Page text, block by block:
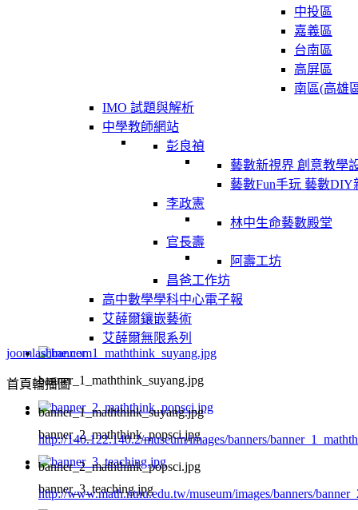
中投區
嘉義區
台南區
高屏區
南區(高雄
IMO 試題與解析
中學教師網站
彭良禎
藝數新視界 創意教學
藝數Fun手玩 藝數DIY
李政憲
林中生命藝數殿堂
官長壽
阿壽工坊
昌爸工作坊
高中數學學科中心電子報
艾薛爾鑲嵌藝術
艾薛爾無限系列
banner_1_maththink_suyang.jpg
banner_2_maththink_popsci.jpg
banner_3_teaching.jpg
joomlashine.com
首頁輪播圖
banner_1_maththink_suyang.jpg
http://140.122.140.2/museum/images/banners/
banner_2_maththink_popsci.jpg
http://www.math.ntnu.edu.tw/museum/images/banners/